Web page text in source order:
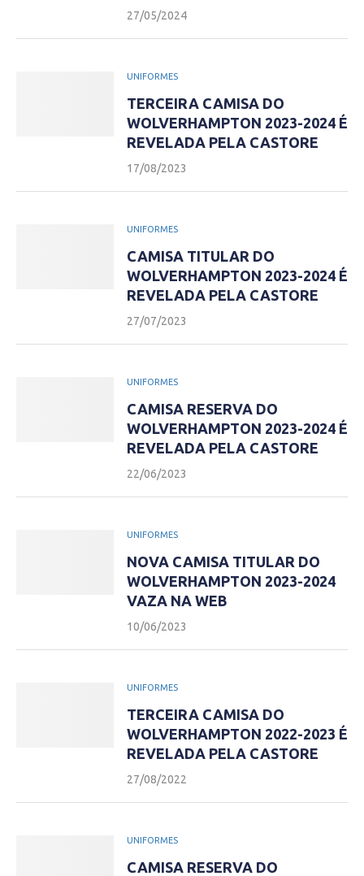
27/05/2024
UNIFORMES
TERCEIRA CAMISA DO
WOLVERHAMPTON 2023-2024 É
REVELADA PELA CASTORE
17/08/2023
UNIFORMES
CAMISA TITULAR DO
WOLVERHAMPTON 2023-2024 É
REVELADA PELA CASTORE
27/07/2023
UNIFORMES
CAMISA RESERVA DO
WOLVERHAMPTON 2023-2024 É
REVELADA PELA CASTORE
22/06/2023
UNIFORMES
NOVA CAMISA TITULAR DO
WOLVERHAMPTON 2023-2024
VAZA NA WEB
10/06/2023
UNIFORMES
TERCEIRA CAMISA DO
WOLVERHAMPTON 2022-2023 É
REVELADA PELA CASTORE
27/08/2022
UNIFORMES
CAMISA RESERVA DO